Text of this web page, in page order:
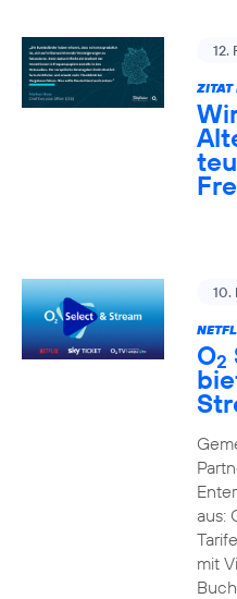
12.
ZITAT
10.
O2
aus:
mit